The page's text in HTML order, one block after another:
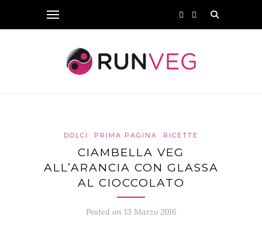
DOLCI PRIMA PAGINA RICETTE
CIAMBELLA VEG
ALL’ARANCIA CON GLASSA
AL CIOCCOLATO
Posted on 13 Marzo 2016